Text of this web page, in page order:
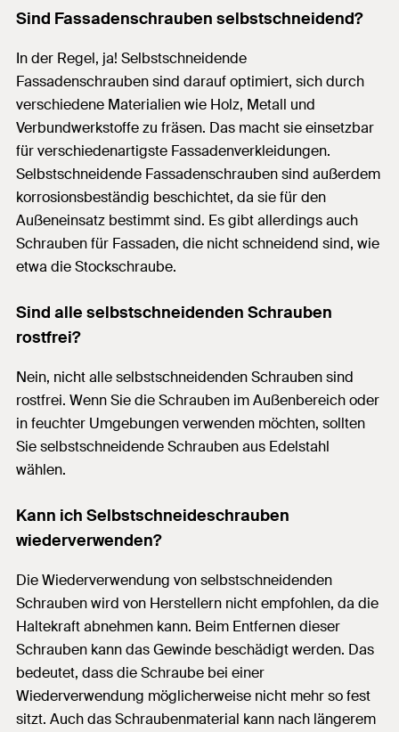
Sind Fassadenschrauben selbstschneidend?
In der Regel, ja! Selbstschneidende
Fassadenschrauben sind darauf optimiert, sich durch
verschiedene Materialien wie Holz, Metall und
Verbundwerkstoffe zu fräsen. Das macht sie einsetzbar
für verschiedenartigste Fassadenverkleidungen.
Selbstschneidende Fassadenschrauben sind außerdem
korrosionsbeständig beschichtet, da sie für den
Außeneinsatz bestimmt sind. Es gibt allerdings auch
Schrauben für Fassaden, die nicht schneidend sind, wie
etwa die Stockschraube.
Sind alle selbstschneidenden Schrauben
rostfrei?
Nein, nicht alle selbstschneidenden Schrauben sind
rostfrei. Wenn Sie die Schrauben im Außenbereich oder
in feuchter Umgebungen verwenden möchten, sollten
Sie selbstschneidende Schrauben aus Edelstahl
wählen.
Kann ich Selbstschneideschrauben
wiederverwenden?
Die Wiederverwendung von selbstschneidenden
Schrauben wird von Herstellern nicht empfohlen, da die
Haltekraft abnehmen kann. Beim Entfernen dieser
Schrauben kann das Gewinde beschädigt werden. Das
bedeutet, dass die Schraube bei einer
Wiederverwendung möglicherweise nicht mehr so fest
sitzt. Auch das Schraubenmaterial kann nach längerem